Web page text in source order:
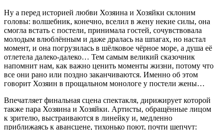
Ну а перед историей любви Хозяина и Хозяйки склоним
головы: волшебник, конечно, вселил в жену некие силы, она
смогла встать с постели, принимала гостей, сочувствовала
молодым влюблённым и даже дралась на шпагах, но настал
момент, и она погрузилась в шёлковое чёрное море, а душа её
отлетела далеко-далеко… Тем самым великий сказочник
напомнит нам, как важно ценить моменты жизни, потому что
все они рано или поздно заканчиваются. Именно об этом
говорит Хозяин в прощальном монологе у постели жены…
Впечатляет финальная сцена спектакля, дирижирует которой
также пара Хозяина и Хозяйки. Артисты, обращённые лицом
к зрителю, выстраиваются в линейку и, медленно
приближаясь к авансцене, тихонько поют, почти шепчут: